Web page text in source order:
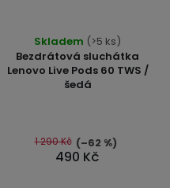
Bezdrátová sluchátka
Lenovo Live Pods 60 TWS /
šedá
hodnocení
produktu
je
5
hvězdiček.
Skladem (>5 ks)
490 Kč
1 290 Kč (–62 %)